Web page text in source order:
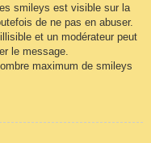
smileys est visible sur la
de ne pas en abuser.
et un modérateur peut
le message.
maximum de smileys